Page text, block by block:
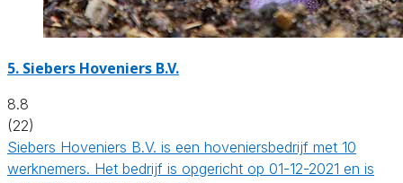
5. Siebers Hoveniers B.V.
8.8
(22)
Siebers Hoveniers B.V. is een hoveniersbedrijf met 10
werknemers. Het bedrijf is opgericht op 01-12-2021 en is